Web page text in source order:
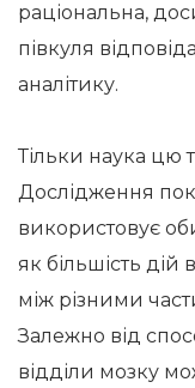
раціональна,
півкуля
аналітику.
Тільки наука цю
Дослідження
використовує
як більшість дій
між різними
Залежно від
відділи мозку